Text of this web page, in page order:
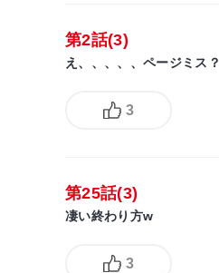
第2話(3)
え、、、、、ページミス？
3
第25話(3)
凄い終わり方w
3